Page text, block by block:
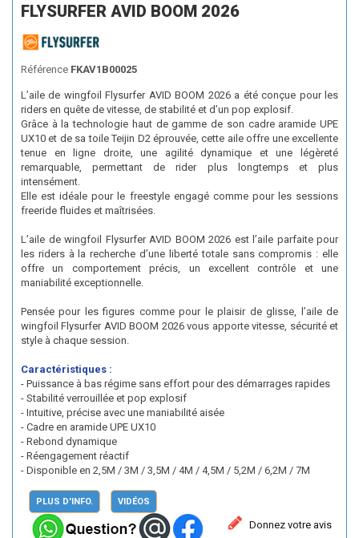
FLYSURFER AVID BOOM 2026
Référence FKAV1B00025
L’aile de wingfoil Flysurfer AVID BOOM 2026 a été conçue pour les
riders en quête de vitesse, de stabilité et d’un pop explosif.
Grâce à la technologie haut de gamme de son cadre aramide UPE
UX10 et de sa toile Teijin D2 éprouvée, cette aile offre une excellente
tenue en ligne droite, une agilité dynamique et une légèreté
remarquable, permettant de rider plus longtemps et plus
intensément.
Elle est idéale pour le freestyle engagé comme pour les sessions
freeride fluides et maîtrisées.
L’aile de wingfoil Flysurfer AVID BOOM 2026 est l’aile parfaite pour
les riders à la recherche d’une liberté totale sans compromis : elle
offre un comportement précis, un excellent contrôle et une
maniabilité exceptionnelle.
Pensée pour les figures comme pour le plaisir de glisse, l’aile de
wingfoil Flysurfer AVIDBOOM 2026 vous apporte vitesse, sécurité et
style à chaque session.
Caractéristiques :
- Puissance à bas régime sans effort pour des démarrages rapides
- Stabilité verrouillée et pop explosif
- Intuitive, précise avec une maniabilité aisée
- Cadre en aramide UPE UX10
- Rebond dynamique
- Réengagement réactif
- Disponible en 2,5M / 3M / 3,5M / 4M / 4,5M / 5,2M / 6,2M / 7M
PLUS D'INFO. VIDÉOS
Donnez votre avis